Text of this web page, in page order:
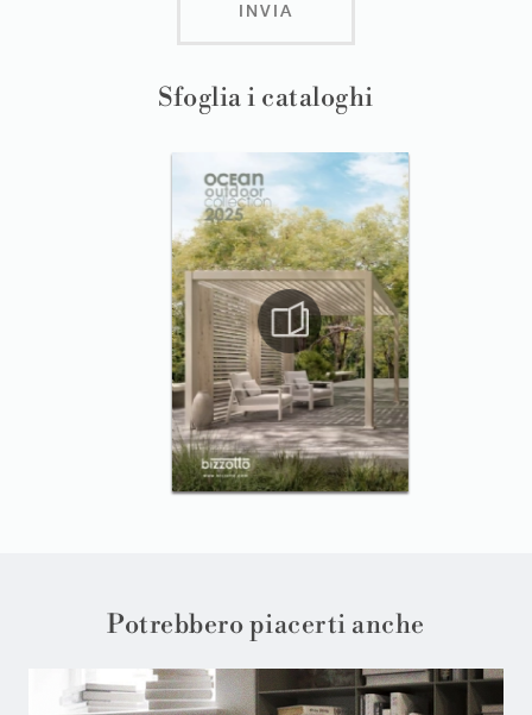
Sfoglia i cataloghi
INVIA
Potrebbero piacerti anche